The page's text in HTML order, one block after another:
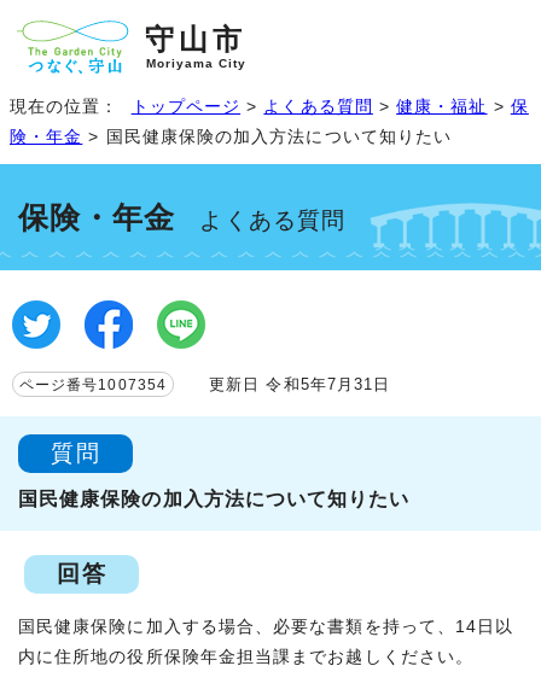
守山市
Moriyama City
現在の位置： トップページ > よくある質問 >健康・福祉 > 保
険・年金 > 国民健康保険の加入方法について知りたい
保険・年金 よくある質問
ページ番号1007354 更新日 令和5年7月31日
質問
国民健康保険の加入方法について知りたい
回答
国民健康保険に加入する場合、必要な書類を持って、14日以
内に住所地の役所保険年金担当課までお越しください。